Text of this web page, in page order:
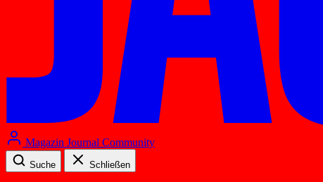
Magazin Journal Community
Suche Schließen